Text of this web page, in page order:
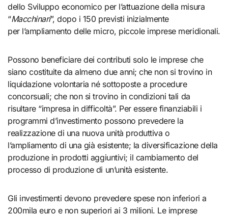
dello Sviluppo economico per l’attuazione della misura
“Macchinari”, dopo i 150 previsti inizialmente
per l’ampliamento delle micro, piccole imprese meridionali.
Possono beneficiare dei contributi solo le imprese che
siano costituite da almeno due anni; che non si trovino in
liquidazione volontaria né sottoposte a procedure
concorsuali; che non si trovino in condizioni tali da
risultare “impresa in difficoltà”. Per essere finanziabili i
programmi d’investimento possono prevedere la
realizzazione di una nuova unità produttiva o
l’ampliamento di una già esistente; la diversificazione della
produzione in prodotti aggiuntivi; il cambiamento del
processo di produzione di un’unità esistente.
Gli investimenti devono prevedere spese non inferiori a
200mila euro e non superiori ai 3 milioni. Le imprese